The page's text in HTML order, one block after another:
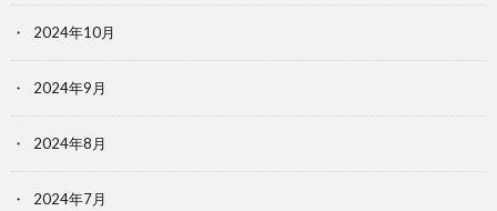
2024年10月
2024年9月
2024年8月
2024年7月